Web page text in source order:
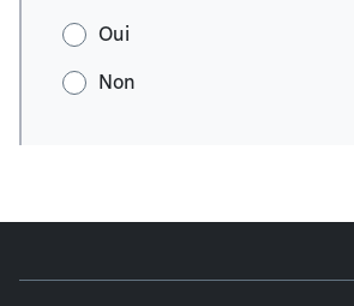
Oui
Non